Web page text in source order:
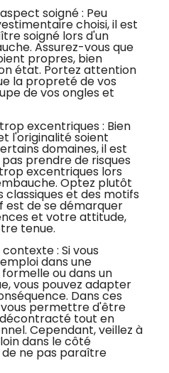
soigné : Peu
choisi, il est
soigné lors d'un
Assurez-vous que
propres, bien
état. Portez attention
la propreté de vos
de vos ongles et
excentriques : Bien
l'originalité soient
domaines, il est
prendre de risques
excentriques lors
Optez plutôt
classiques et des motifs
est de se démarquer
et votre attitude,
tenue.
: Si vous
dans une
ou dans un
vous pouvez adapter
Dans ces
vous permettre d'être
tout en
Cependant, veillez à
dans le côté
ne pas paraître